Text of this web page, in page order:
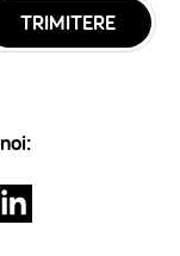
TRIMITERE